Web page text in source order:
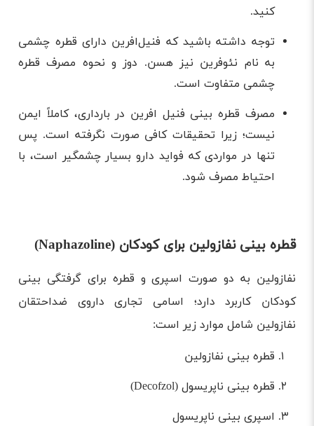
کنید.
توجه داشته باشید که فنیل‌افرین دارای قطره چشمی
به نام نئوفرین نیز هسن. دوز و نحوه مصرف قطره
چشمی متفاوت است.
مصرف قطره بینی فنیل افرین در بارداری، کاملاً ایمن
نیست؛ زیرا تحقیقات کافی صورت نگرفته است. پس
تنها در مواردی که فواید دارو بسیار چشمگیر است، با
احتیاط مصرف شود.
قطره بینی نفازولین برای کودکان (Naphazoline)
نفازولین به دو صورت اسپری و قطره برای گرفتگی بینی
کودکان کاربرد دارد؛ اسامی تجاری داروی ضداحتقان
نفازولین شامل موارد زیر است:
قطره بینی نفازولین
قطره بینی ناپریسول (Decofzol)
اسپری بینی ناپریسول